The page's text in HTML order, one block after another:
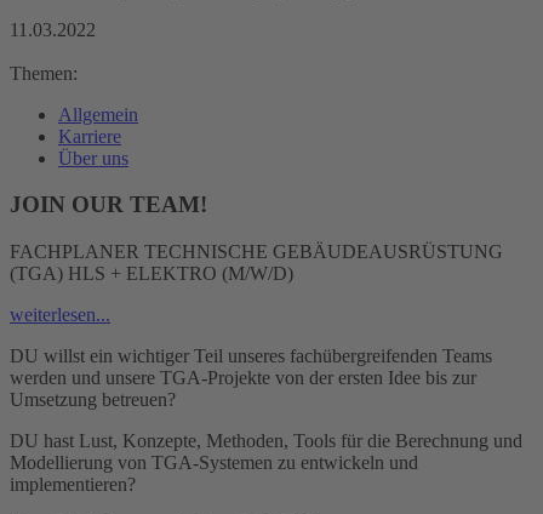
11.03.2022
Themen:
Allgemein
Karriere
Über uns
JOIN OUR TEAM!
FACHPLANER TECHNISCHE GEBÄUDEAUSRÜSTUNG
(TGA) HLS + ELEKTRO (M/W/D)
weiterlesen...
DU willst ein wichtiger Teil unseres fachübergreifenden Teams
werden und unsere TGA-Projekte von der ersten Idee bis zur
Umsetzung betreuen?
DU hast Lust, Konzepte, Methoden, Tools für die Berechnung und
Modellierung von TGA-Systemen zu entwickeln und
implementieren?